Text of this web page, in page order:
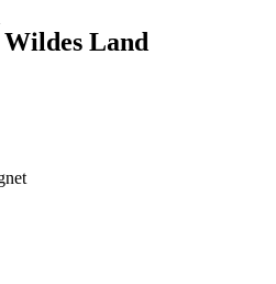
Wildes Land